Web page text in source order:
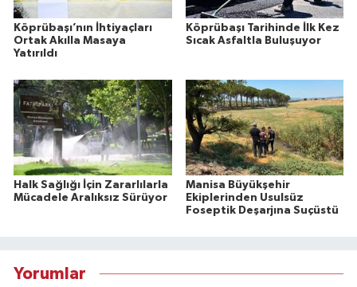
Köprübaşı’nın İhtiyaçları
Ortak Akılla Masaya
Yatırıldı
Köprübaşı Tarihinde İlk Kez
Sıcak Asfaltla Buluşuyor
Halk Sağlığı İçin Zararlılarla
Mücadele Aralıksız Sürüyor
Manisa Büyükşehir
Ekiplerinden Usulsüz
Foseptik Deşarjına Suçüstü
Yorumlar